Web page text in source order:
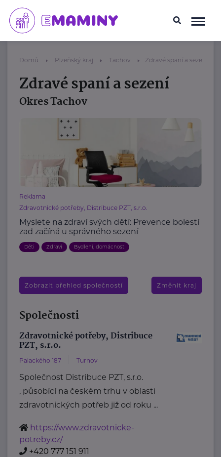
Domů Plzeňský kraj Tachov Zdravé spaní a sezení
Zdravé spaní a sezení
Okres Tachov
Reklama
Zdravotnické potřeby, Distribuce PZT, s.r.o.
Myslete na zdraví svých dětí: Prevence bolestí
zad začíná u správného sezení
Děti Zdraví Bydlení, domácnost
Zobrazit přehled společností Změnit kraj
Společnosti
Zdravotnické potřeby, Distribuce
PZT, s.r.o.
Palackého 187 Turnov
Společnost Distribuce PZT, s.r.o.
, působící na českém trhu v oblasti
zdravotnických potřeb již od roku ...
https://www.zdravotnicke-
potreby.cz/
+420 777 151 911